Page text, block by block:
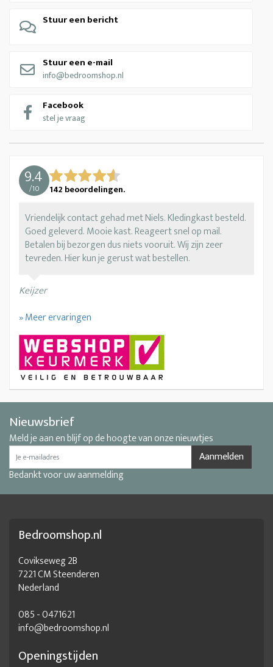
Stuur een bericht
Stuur een e-mail
info@bedroomshop.nl
Facebook
stel je vraag
9.4
/10 142 beoordelingen.
Vriendelijk contact gehad met Niels. Kledingkast besteld.
Goed geleverd. Mooie kast. Reageert snel op mail.
Betalen bij bezorgen dus niets vooruit. Wij zijn zeer
tevreden. Hier kun je gerust wat bestellen.
Keijzer
» Meer ervaringen
Nieuwsbrief
Meld je aan en blijf op de hoogte van onze nieuwtjes
Aanmelden
Bedankt voor uw aanmelding
Bedroomshop.nl
Covikseweg 2B
7221 CM Steenderen
Nederland
085 - 0471621
info@bedroomshop.nl
Openingstijden